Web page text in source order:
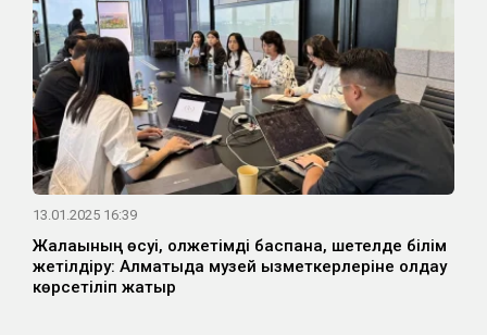
13.01.2025 16:39
Жалақының өсуі, қолжетімді баспана, шетелде білім
жетілдіру: Алматыда музей қызметкерлеріне қолдау
көрсетіліп жатыр